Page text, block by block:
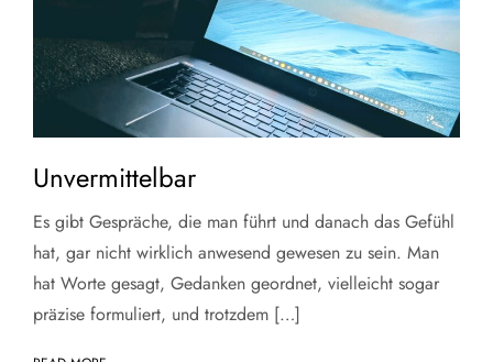
Unvermittelbar
Es gibt Gespräche, die man führt und danach das Gefühl
hat, gar nicht wirklich anwesend gewesen zu sein. Man
hat Worte gesagt, Gedanken geordnet, vielleicht sogar
präzise formuliert, und trotzdem […]